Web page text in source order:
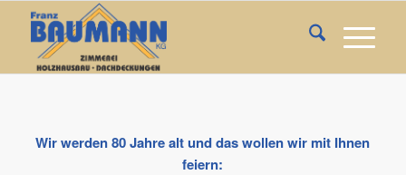
Wir werden 80 Jahre alt und das wollen wir mit Ihnen
feiern: